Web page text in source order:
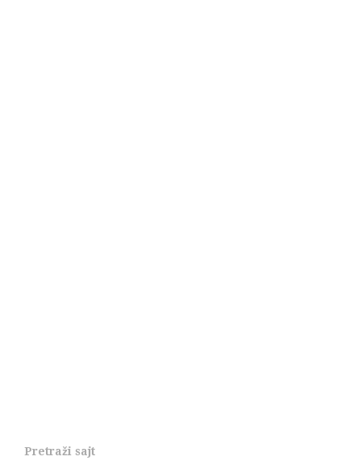
Pretraži sajt